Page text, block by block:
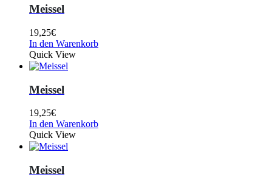
Meissel
19,25€
In den Warenkorb
Quick View
Meissel
19,25€
In den Warenkorb
Quick View
Meissel